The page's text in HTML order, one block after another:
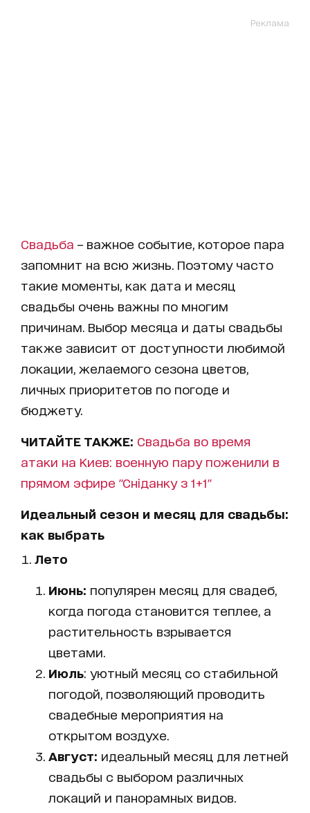
Реклама
Свадьба – важное событие, которое пара
запомнит на всю жизнь. Поэтому часто
такие моменты, как дата и месяц
свадьбы очень важны по многим
причинам. Выбор месяца и даты свадьбы
также зависит от доступности любимой
локации, желаемого сезона цветов,
личных приоритетов по погоде и
бюджету.
ЧИТАЙТЕ ТАКЖЕ: Свадьба во время
атаки на Киев: военную пару поженили в
прямом эфире "Сніданку з 1+1"
Идеальный сезон и месяц для свадьбы:
как выбрать
Лето
Июнь: популярен месяц для свадеб,
когда погода становится теплее, а
растительность взрывается
цветами.
Июль: уютный месяц со стабильной
погодой, позволяющий проводить
свадебные мероприятия на
открытом воздухе.
Август: идеальный месяц для летней
свадьбы с выбором различных
локаций и панорамных видов.